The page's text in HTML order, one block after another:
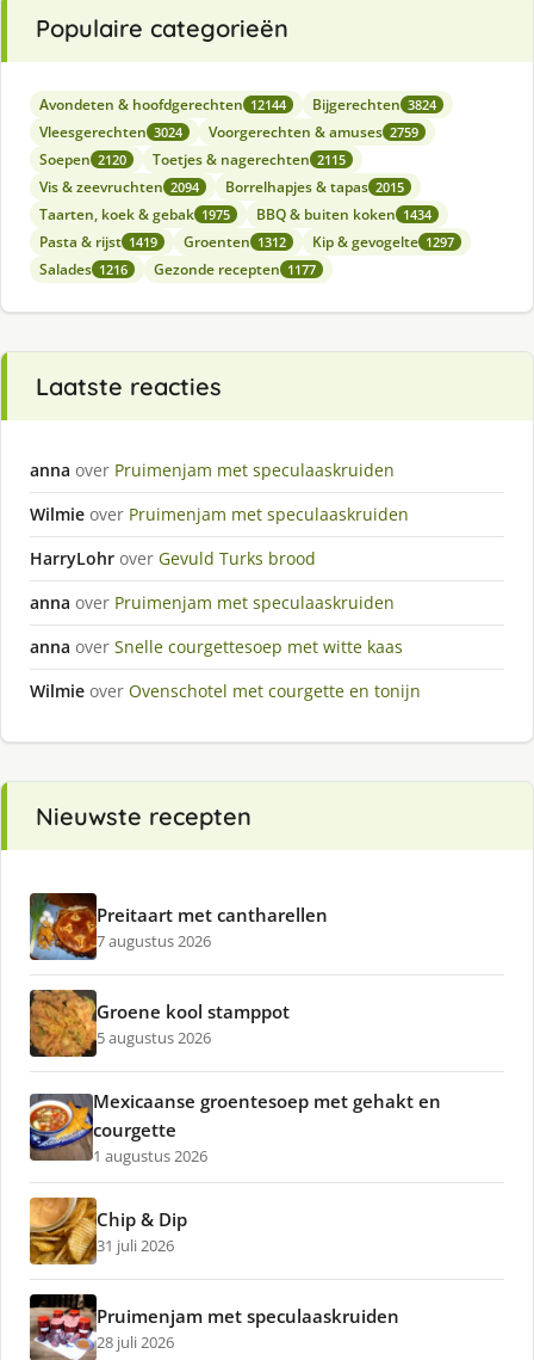
Populaire categorieën
Avondeten & hoofdgerechten 12144 Bijgerechten 3824
Vleesgerechten 3024 Voorgerechten & amuses 2759
Soepen 2120 Toetjes & nagerechten 2115
Vis & zeevruchten 2094 Borrelhapjes & tapas 2015
Taarten, koek & gebak 1975 BBQ & buiten koken 1434
Pasta & rijst 1419 Groenten 1312 Kip & gevogelte 1297
Salades 1216 Gezonde recepten 1177
Laatste reacties
anna over Pruimenjam met speculaaskruiden
Wilmie over Pruimenjam met speculaaskruiden
HarryLohr over Gevuld Turks brood
anna over Pruimenjam met speculaaskruiden
anna over Snelle courgettesoep met witte kaas
Wilmie over Ovenschotel met courgette en tonijn
Nieuwste recepten
Preitaart met cantharellen
7 augustus 2026
Groene kool stamppot
5 augustus 2026
Mexicaanse groentesoep met gehakt en
courgette
1 augustus 2026
Chip & Dip
31 juli 2026
Pruimenjam met speculaaskruiden
28 juli 2026